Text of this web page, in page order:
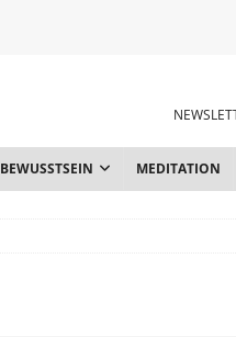
BEWUSSTSEIN MEDITATION